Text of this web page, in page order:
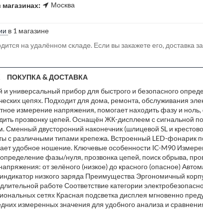
Москва
в 1 магазине
на удалённом складе. Если вы закажете его, доставка
ПОКУПКА & ДОСТАВКА
универсальный прибор для быстрого и безопасного
цепях. Подходит для дома, ремонта, обслуживания
измерение напряжения, помогает находить фазу и
прозвонку цепей. Оснащён ЖК-дисплеем с сигнальной
двусторонний наконечник (шлицевой SL и
с различными типами крепежа. Встроенный LED-фонарик
удобное ношение. Ключевые особенности IC-M90
фазы/нуля, прозвонка цепей, поиск обрыва,
от зелёного (низкое) до красного (опасное)
низкого заряда Преимущества Эргономичный
работе Соответствие категории
сетях Красная подсветка дисплея мгновенно
измеренных значения для удобного анализа и